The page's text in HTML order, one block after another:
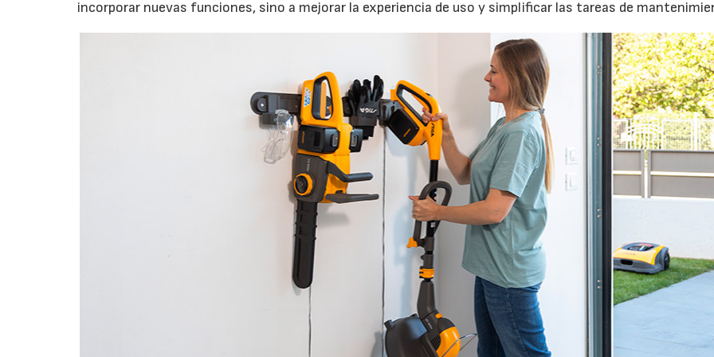
incorporar nuevas funciones, sino a mejorar la experiencia de uso y simplificar las tareas de